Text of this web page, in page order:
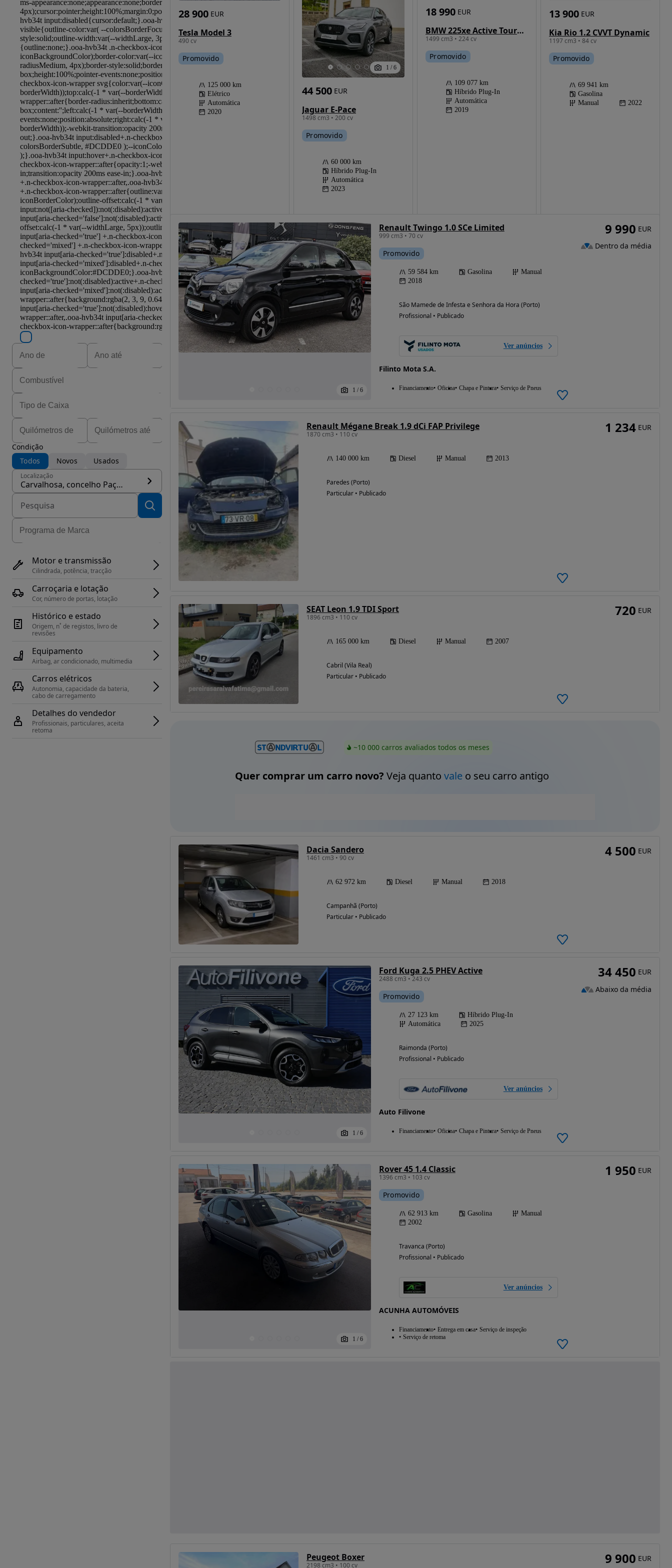
Possibilidade de
financiamento
Condição
Todos
Novos Usados
Localização
Carvalhosa, concelho Paços de Ferreira
Motor e transmissão
Cilindrada, potência, tracção
Carroçaria e lotação
Cor, número de portas, lotação
Histórico e estado
Origem, n˚ de registos, livro de
revisões
Equipamento
Airbag, ar condicionado, multimedia
Carros elétricos
Autonomia, capacidade da bateria,
cabo de carregamento
Detalhes do vendedor
Profissionais, particulares, aceita
retoma
Tesla Model 3
490 cv
28 900 EUR
Promovido
125 000 km
Elétrico
Automática
2020
1 / 6
Jaguar E-Pace
1498 cm3 • 200 cv
44 500 EUR
Promovido
60 000 km
Híbrido Plug-In
Automática
2023
BMW 225xe Active Tourer Advantage
1499 cm3 • 224 cv
18 990 EUR
Promovido
109 077 km
Híbrido Plug-In
Automática
2019
Kia Rio 1.2 CVVT Dynamic
1197 cm3 • 84 cv
13 900 EUR
Promovido
69 941 km
Gasolina
Manual
2022
1 / 6
Renault Twingo 1.0 SCe Limited
999 cm3 • 70 cv
Promovido
59 584 km Gasolina
Manual
2018
São Mamede de Infesta e Senhora da Hora (Porto)
Profissional • Publicado
Ver anúncios
Filinto Mota S.A.
Financiamento Oficina Chapa e Pintura Serviço de Pneus
9 990 EUR
Dentro da média
Renault Mégane Break 1.9 dCi FAP Privilege
1870 cm3 • 110 cv
140 000 km Diesel Manual 2013
Paredes (Porto)
Particular • Publicado
1 234 EUR
SEAT Leon 1.9 TDI Sport
1896 cm3 • 110 cv
165 000 km Diesel Manual 2007
Cabril (Vila Real)
Particular • Publicado
720 EUR
~10 000 carros avaliados todos os meses
Quer comprar um carro novo? Veja quanto valeo seu carro antigo
Dacia Sandero
1461 cm3 • 90 cv
62 972 km Diesel Manual 2018
Campanhã (Porto)
Particular • Publicado
4 500 EUR
1 / 6
Ford Kuga 2.5 PHEV Active
2488 cm3 • 243 cv
Promovido
27 123 km
Híbrido Plug-In
Automática
2025
Raimonda (Porto)
Profissional • Publicado
Ver anúncios
Auto Filivone
Financiamento Oficina Chapa e Pintura Serviço de Pneus
34 450 EUR
Abaixo da média
1 / 6
Rover 45 1.4 Classic
1396 cm3 • 103 cv
Promovido
62 913 km Gasolina
Manual
2002
Travanca (Porto)
Profissional • Publicado
Ver anúncios
ACUNHA AUTOMÓVEIS
Financiamento Entrega em casa Serviço de inspeção
Serviço de retoma
1 950 EUR
Peugeot Boxer
2198 cm3 • 100 cv 9 900 EUR